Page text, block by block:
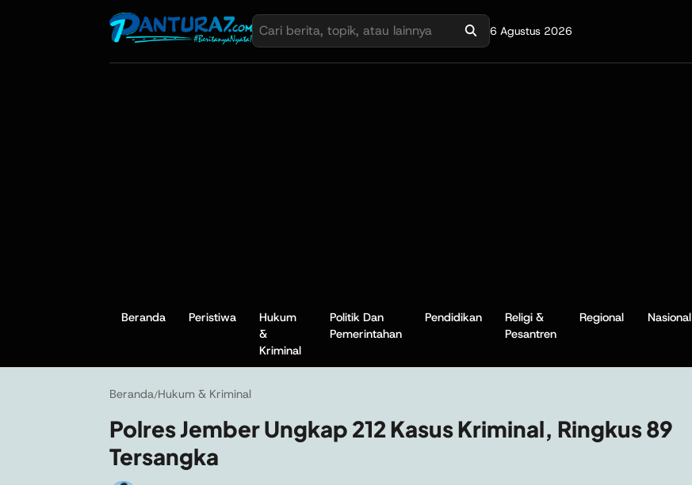
6 Agustus 2026
Beranda Peristiwa
Hukum
&
Kriminal
Politik Dan
Pemerintahan
Pendidikan
Religi &
Pesantren
Regional Nasional
Beranda/Hukum & Kriminal
Polres Jember Ungkap 212 Kasus Kriminal, Ringkus 89
Tersangka